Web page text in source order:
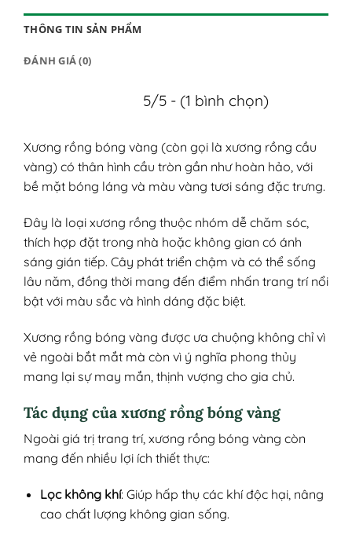
THÔNG TIN SẢN PHẨM
ĐÁNH GIÁ (0)
5/5 - (1 bình chọn)
Xương rồng bóng vàng (còn gọi là xương rồng cầu
vàng) có thân hình cầu tròn gần như hoàn hảo, với
bề mặt bóng láng và màu vàng tươi sáng đặc trưng.
Đây là loại xương rồng thuộc nhóm dễ chăm sóc,
thích hợp đặt trong nhà hoặc không gian có ánh
sáng gián tiếp. Cây phát triển chậm và có thể sống
lâu năm, đồng thời mang đến điểm nhấn trang trí nổi
bật với màu sắc và hình dáng đặc biệt.
Xương rồng bóng vàng được ưa chuộng không chỉ vì
vẻ ngoài bắt mắt mà còn vì ý nghĩa phong thủy
mang lại sự may mắn, thịnh vượng cho gia chủ.
Tác dụng của xương rồng bóng vàng
Ngoài giá trị trang trí, xương rồng bóng vàng còn
mang đến nhiều lợi ích thiết thực:
Lọc không khí: Giúp hấp thụ các khí độc hại, nâng
cao chất lượng không gian sống.